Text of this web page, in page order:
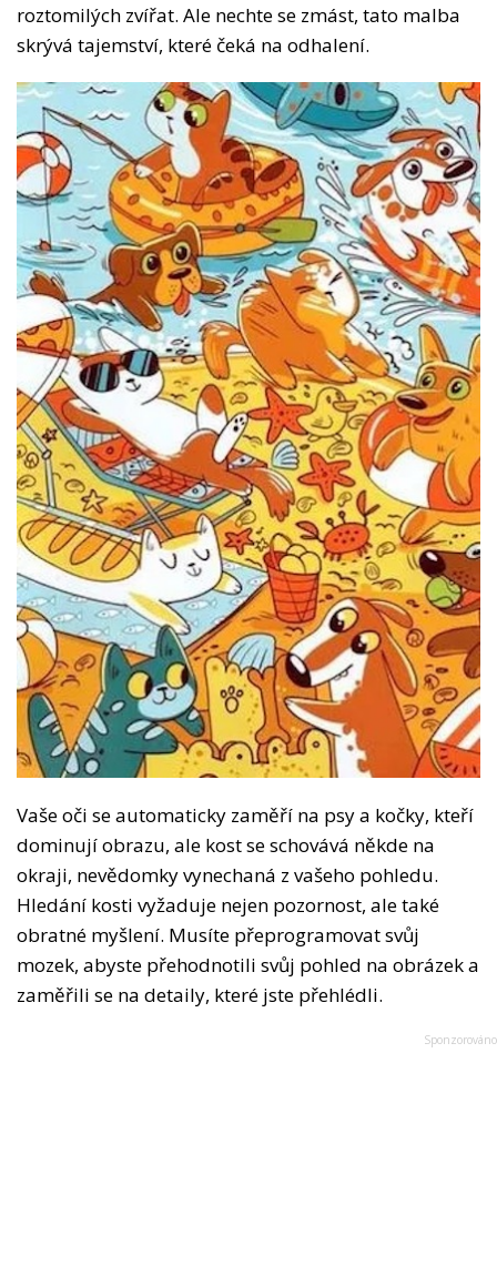
roztomilých zvířat. Ale nechte se zmást, tato malba
skrývá tajemství, které čeká na odhalení.
Vaše oči se automaticky zaměří na psy a kočky, kteří
dominují obrazu, ale kost se schovává někde na
okraji, nevědomky vynechaná z vašeho pohledu.
Hledání kosti vyžaduje nejen pozornost, ale také
obratné myšlení. Musíte přeprogramovat svůj
mozek, abyste přehodnotili svůj pohled na obrázek a
zaměřili se na detaily, které jste přehlédli.